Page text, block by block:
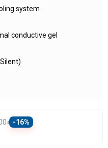
system
conductive gel
đ -16%